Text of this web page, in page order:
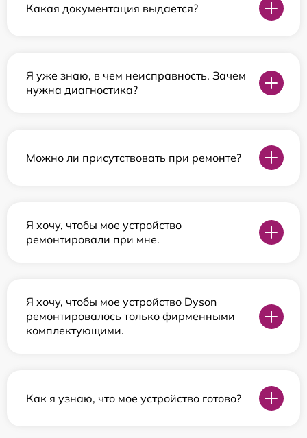
Какая документация выдается?
Я уже знаю, в чем неисправность. Зачем
нужна диагностика?
Можно ли присутствовать при ремонте?
Я хочу, чтобы мое устройство
ремонтировали при мне.
Я хочу, чтобы мое устройство Dyson
ремонтировалось только фирменными
комплектующими.
Как я узнаю, что мое устройство готово?